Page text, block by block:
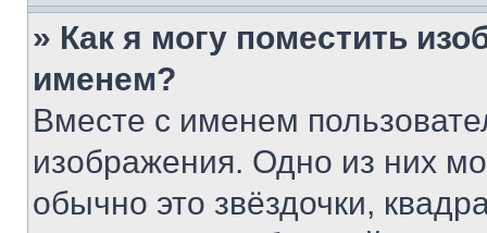
» Как я могу поместить
именем?
Вместе с именем
изображения. Одно из них
обычно это звёздочки,